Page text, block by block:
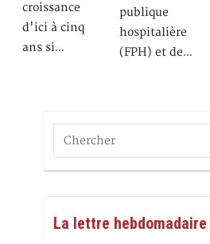
croissance
d'ici à cinq
ans si…
publique
hospitalière
(FPH) et de…
La lettre hebdomadaire